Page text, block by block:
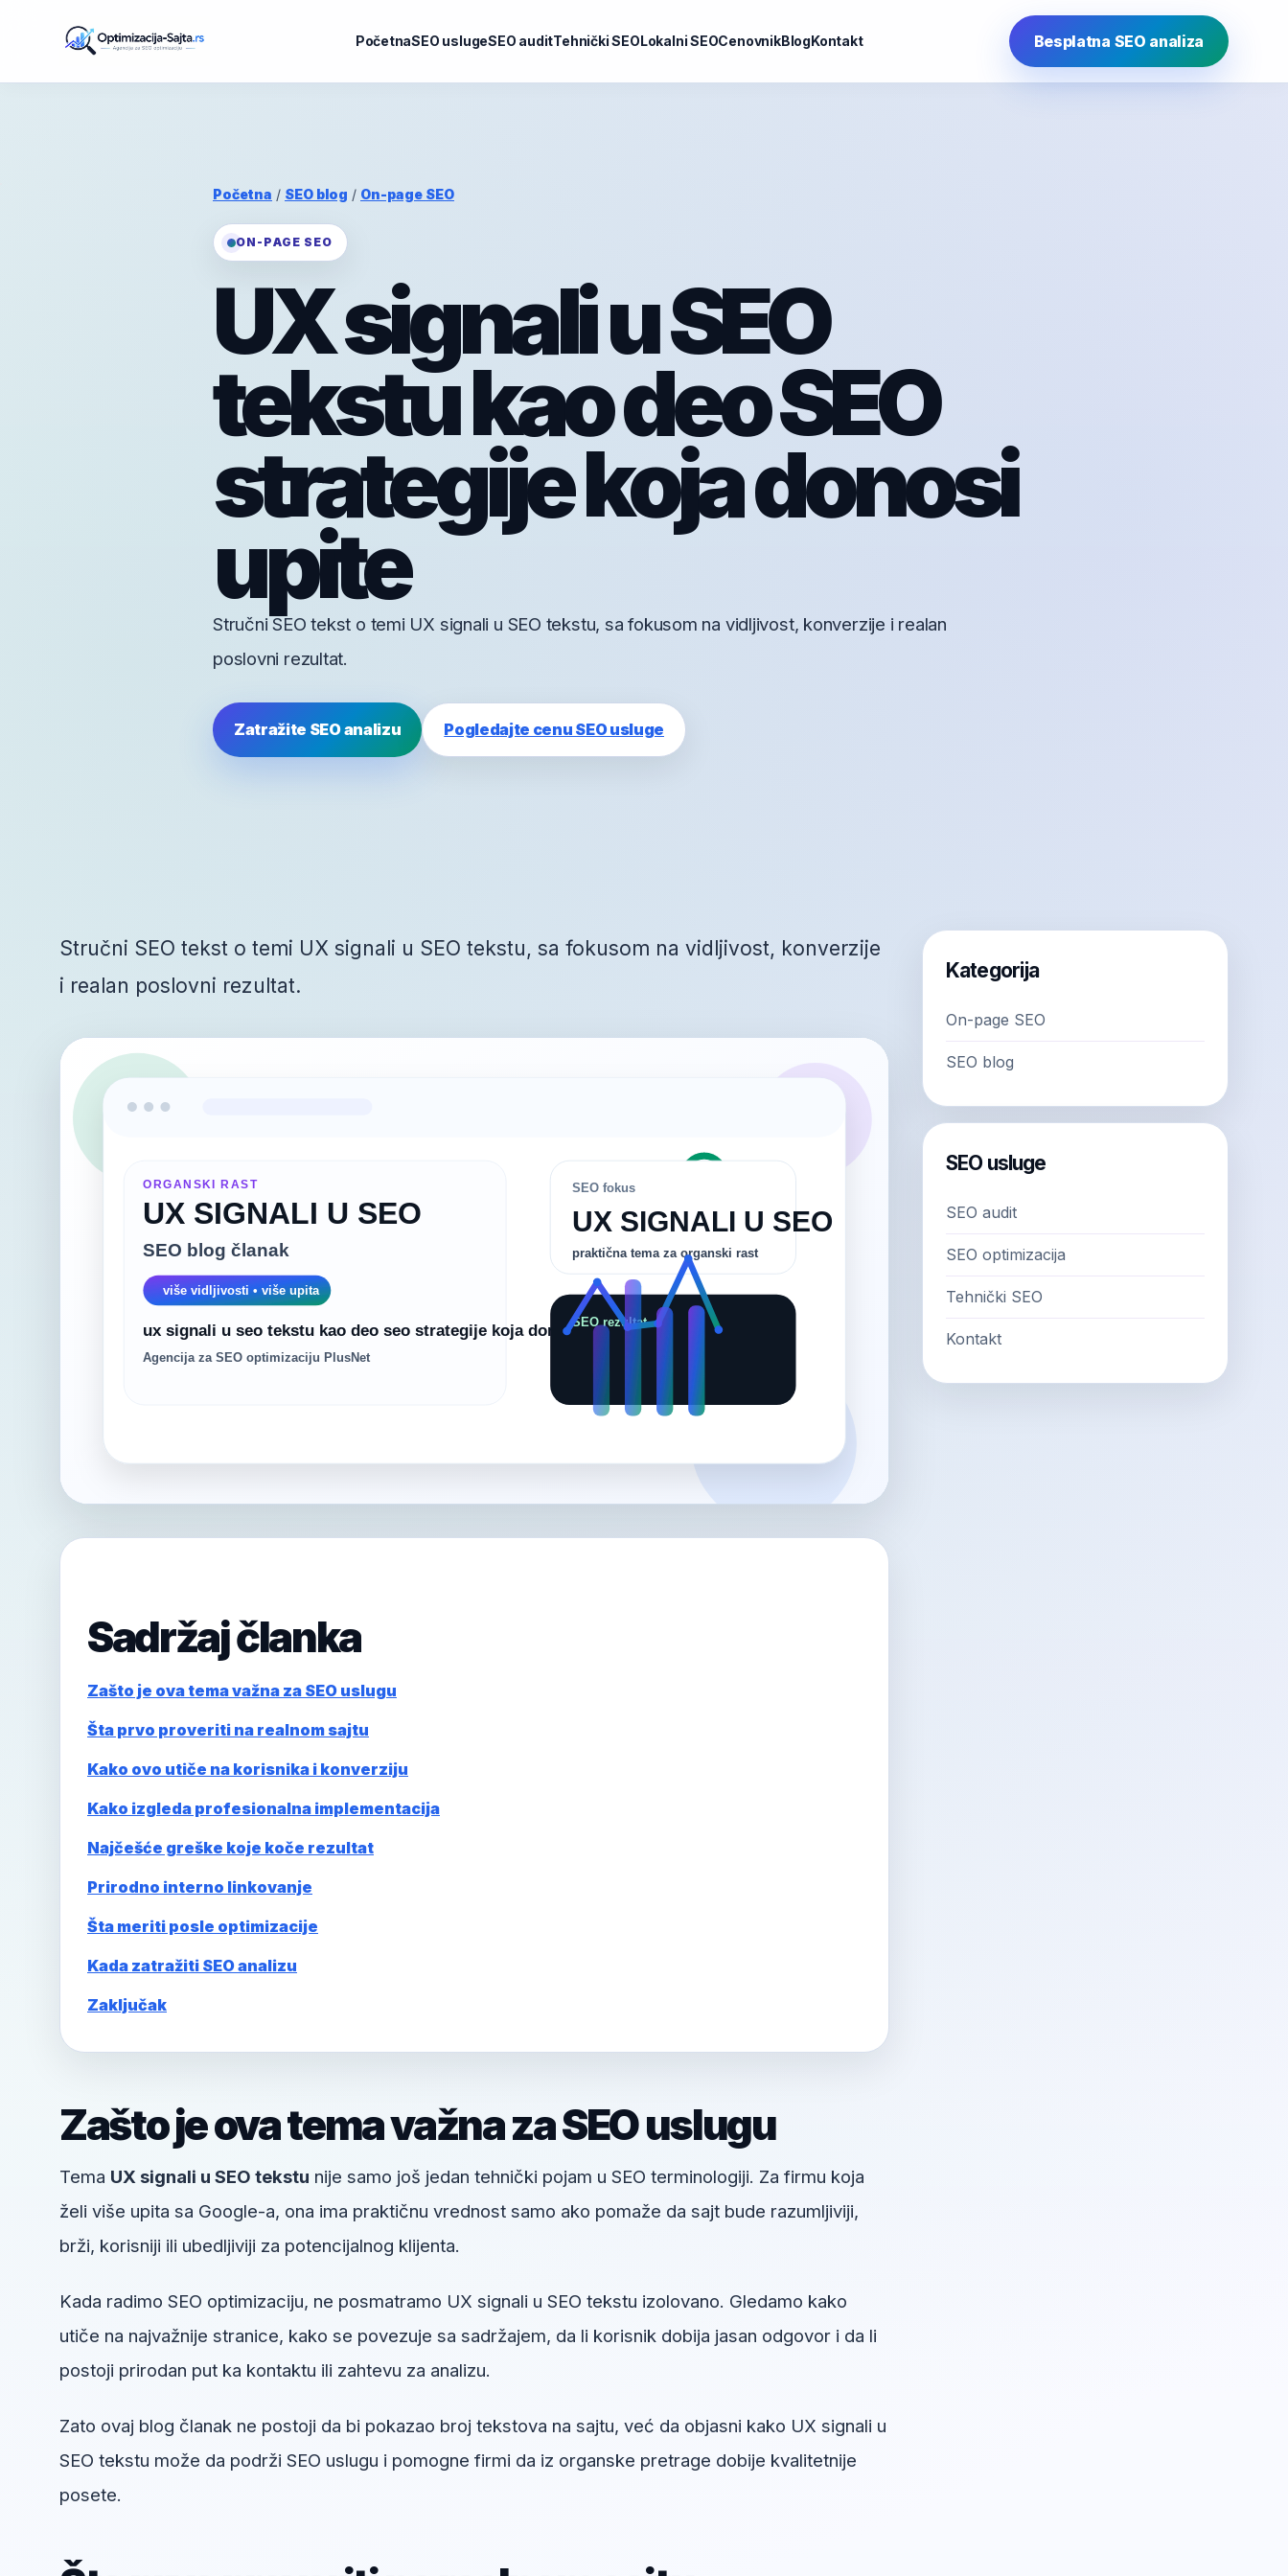
PočetnaSEO uslugeSEO auditTehnički SEOLokalni SEOCenovnikBlogKontakt Besplatna SEO analiza
Početna / SEO blog / On-page SEO
ON-PAGE SEO
UX signali u SEO
tekstu kao deo SEO
strategije koja donosi
upite
Stručni SEO tekst o temi UX signali u SEO tekstu, sa fokusom na vidljivost, konverzije i realan
poslovni rezultat.
Zatražite SEO analizu Pogledajte cenu SEO usluge
Stručni SEO tekst o temi UX signali u SEO tekstu, sa fokusom na vidljivost, konverzije
i realan poslovni rezultat.
Sadržaj članka
Zašto je ova tema važna za SEO uslugu
Šta prvo proveriti na realnom sajtu
Kako ovo utiče na korisnika i konverziju
Kako izgleda profesionalna implementacija
Najčešće greške koje koče rezultat
Prirodno interno linkovanje
Šta meriti posle optimizacije
Kada zatražiti SEO analizu
Zaključak
Zašto je ova tema važna za SEO uslugu
Tema UX signali u SEO tekstu nije samo još jedan tehnički pojam u SEO terminologiji. Za firmu koja
želi više upita sa Google-a, ona ima praktičnu vrednost samo ako pomaže da sajt bude razumljiviji,
brži, korisniji ili ubedljiviji za potencijalnog klijenta.
Kada radimo SEO optimizaciju, ne posmatramo UX signali u SEO tekstu izolovano. Gledamo kako
utiče na najvažnije stranice, kako se povezuje sa sadržajem, da li korisnik dobija jasan odgovor i da li
postoji prirodan put ka kontaktu ili zahtevu za analizu.
Zato ovaj blog članak ne postoji da bi pokazao broj tekstova na sajtu, već da objasni kako UX signali u
SEO tekstu može da podrži SEO uslugu i pomogne firmi da iz organske pretrage dobije kvalitetnije
posete.
Kategorija
On-page SEO
SEO blog
SEO usluge
SEO audit
SEO optimizacija
Tehnički SEO
Kontakt